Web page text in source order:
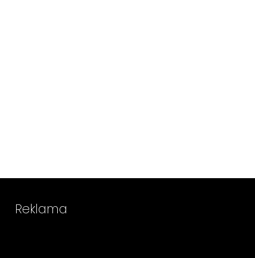
Reklama